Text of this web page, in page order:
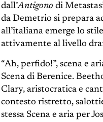
dall’Antigono di
da Demetrio si prepara
all’italiana emerge lo
attivamente al livello
“Ah, perfido!”, scena e
Scena di Berenice.
Clary, aristocratica e
contesto ristretto,
stessa Scena e aria per